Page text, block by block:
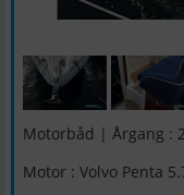
Motorbåd | Årgang :
Motor : Volvo Penta